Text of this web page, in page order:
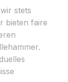
stets
bieten faire